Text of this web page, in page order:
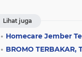
Lihat juga
Homecare Jember
BROMO TERBAKAR,